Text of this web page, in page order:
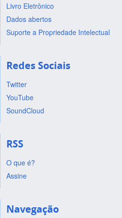
Livro Eletrônico
Dados abertos
Suporte a Propriedade Intelectual
Redes Sociais
Twitter
YouTube
SoundCloud
RSS
O que é?
Assine
Navegação